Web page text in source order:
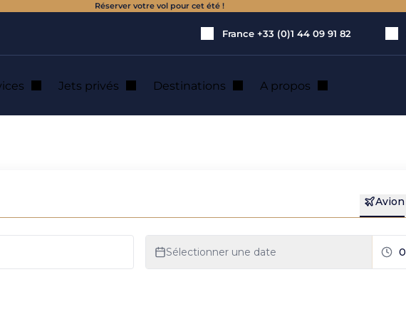
Réserver votre vol pour cet été !
France +33 (0)1 44 09 91 82
Jets privés Destinations A propos